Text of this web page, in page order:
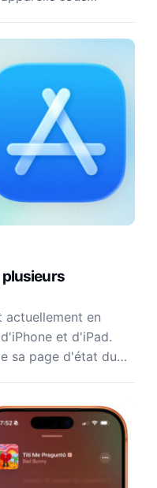
plusieurs
actuellement en
et d'iPad.
sa page d'état du…